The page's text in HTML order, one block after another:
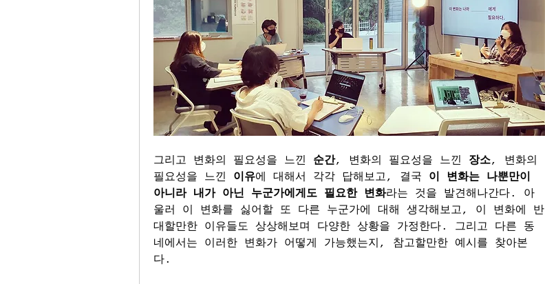
그리고 변화의 필요성을 느낀 순간, 변화의 필요성을 느낀 장소, 변화의
필요성을 느낀 이유에 대해서 각각 답해보고, 결국 이 변화는 나뿐만이
아니라 내가 아닌 누군가에게도 필요한 변화라는 것을 발견해나간다. 아
울러 이 변화를 싫어할 또 다른 누군가에 대해 생각해보고, 이 변화에 반
대할만한 이유들도 상상해보며 다양한 상황을 가정한다. 그리고 다른 동
네에서는 이러한 변화가 어떻게 가능했는지, 참고할만한 예시를 찾아본
다.